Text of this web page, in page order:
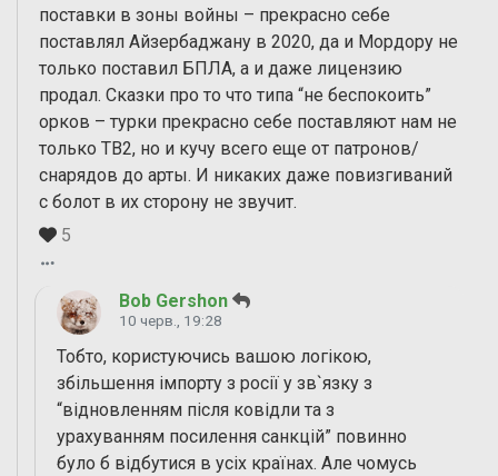
поставки в зоны войны – прекрасно себе
поставлял Айзербаджану в 2020, да и Мордору не
только поставил БПЛА, а и даже лицензию
продал. Сказки про то что типа “не беспокоить”
орков – турки прекрасно себе поставляют нам не
только TB2, но и кучу всего еще от патронов/
снарядов до арты. И никаких даже повизгиваний
с болот в их сторону не звучит.
5
Bob Gershon
10 черв., 19:28
Тобто, користуючись вашою логікою,
збільшення імпорту з росії у зв`язку з
“відновленням після ковідли та з
урахуванням посилення санкцій” повинно
було б відбутися в усіх країнах. Але чомусь